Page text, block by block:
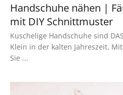
Handschuhe nähen |
mit DIY Schnittmuster
Kuschelige Handschuhe sind
Klein in der kalten Jahreszeit.
Sie ...